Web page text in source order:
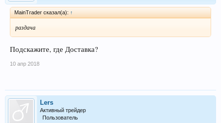
MainTrader сказал(а): ↑
раздача
Подскажите, где Доставка?
10 апр 2018
Lers
Активный трейдер
Пользователь